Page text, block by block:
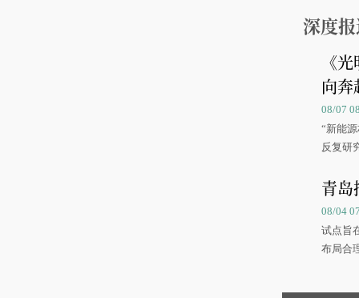
深度
《
向
08/07
“新能
反复研
青岛
08/04
试点旨
布局合